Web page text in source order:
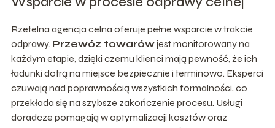
Rzetelna agencja celna oferuje pełne wsparcie w trakcie
odprawy. Przewóz towarówjest monitorowany na
każdym etapie, dzięki czemu klienci mają pewność, że ich
ładunki dotrą na miejsce bezpiecznie i terminowo. Eksperci
czuwają nad poprawnością wszystkich formalności, co
przekłada się na szybsze zakończenie procesu. Usługi
doradcze pomagają w optymalizacji kosztów oraz